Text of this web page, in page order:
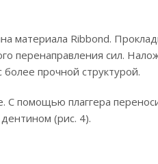
материала Ribbond.
перенаправления сил.
прочной структурой.
помощью плаггера
(рис. 4).